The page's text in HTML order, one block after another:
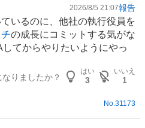
2026/8/5 21:07報告
いるのに、他社の執行役員を
の成長にコミットする気がな
てからやりたいようにやっ
りましたか？
はい
3
いいえ
1
No. 31173